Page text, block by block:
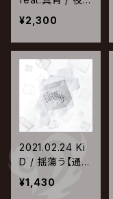
溶ける
¥2,300
2021.02.24 Ki
D / 揺蕩う【通常
盤】
¥1,430